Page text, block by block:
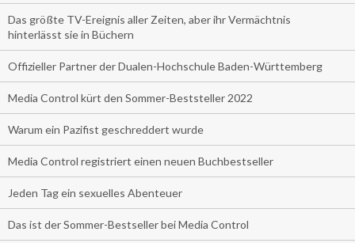
Das größte TV-Ereignis aller Zeiten, aber ihr Vermächtnis
hinterlässt sie in Büchern
Offizieller Partner der Dualen-Hochschule Baden-Württemberg
Media Control kürt den Sommer-Beststeller 2022
Warum ein Pazifist geschreddert wurde
Media Control registriert einen neuen Buchbestseller
Jeden Tag ein sexuelles Abenteuer
Das ist der Sommer-Bestseller bei Media Control